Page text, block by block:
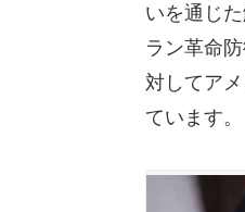
いを通じ
ラン革命
対してア
ています。